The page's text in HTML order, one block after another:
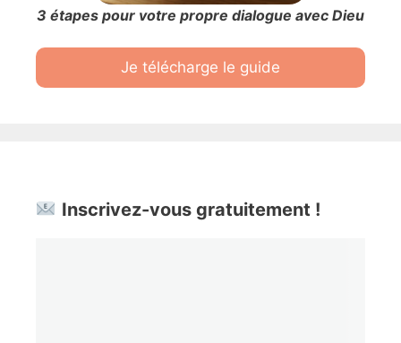
3 étapes pour votre propre dialogue avec Dieu
Je télécharge le guide
Inscrivez-vous gratuitement !